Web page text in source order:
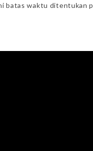
batas waktu ditentukan